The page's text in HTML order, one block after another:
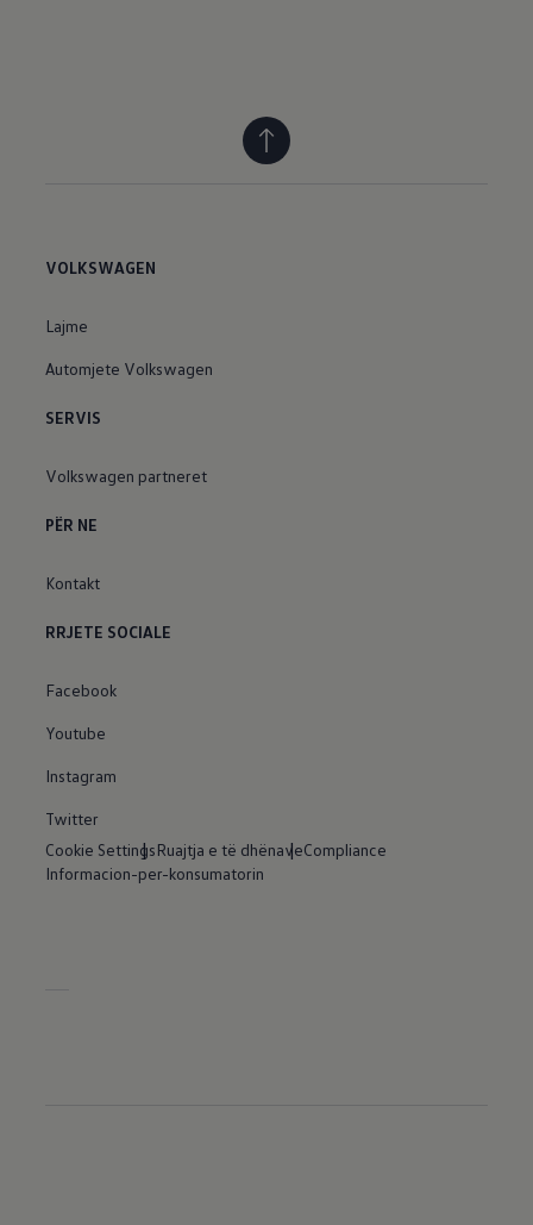
VOLKSWAGEN
Lajme
Automjete Volkswagen
SERVIS
Volkswagen partneret
PËR NE
Kontakt
RRJETE SOCIALE
Facebook
Youtube
Instagram
Twitter
Cookie SettingsRuajtja e të dhënaveCompliance
Informacion-per-konsumatorin